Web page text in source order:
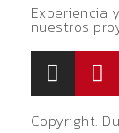
Experiencia
nuestros
Copyright.